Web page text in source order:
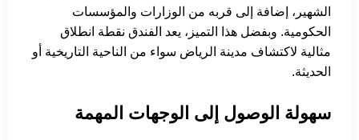
الشهير، إضافة إلى قربه من الوزارات والمؤسسات
الحكومية. وبفضل هذا التميز، يعد الفندق نقطة انطلاق
مثالية لاكتشاف مدينة الرياض سواء من الناحية التاريخية أو
الحديثة.
سهولة الوصول إلى الوجهات المهمة